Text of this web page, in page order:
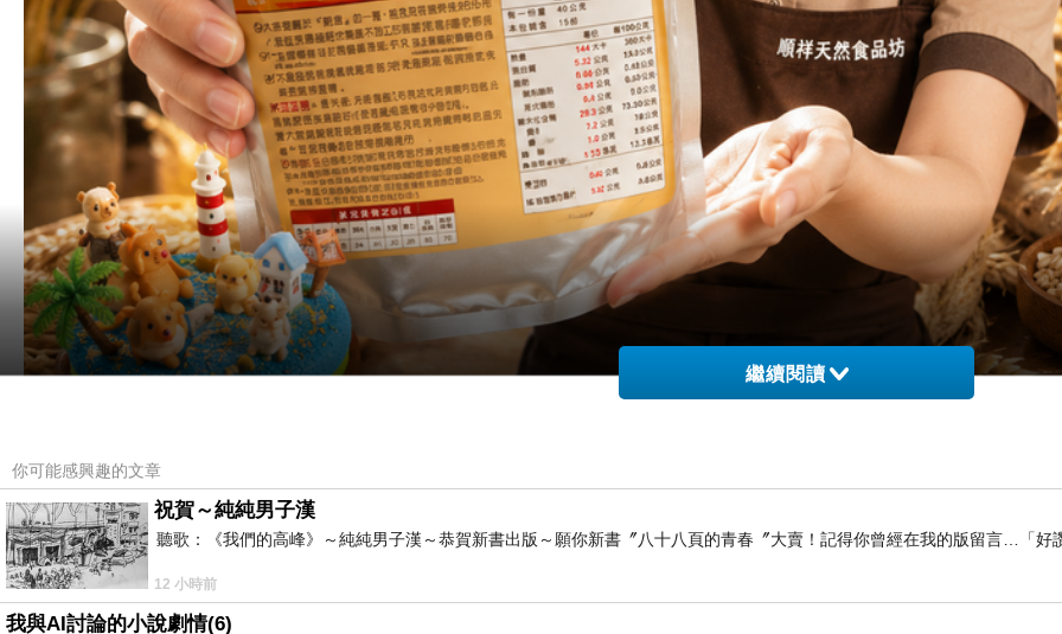
🌾順祥天然食品坊 全榖大麥粉｜每天一杯天然穀香，把健康慢慢喝回來 ☕✨
在忙碌的生活裡，我們總是在追求更快、更方便的飲食方式，卻也因此少了許多天然穀物的營養。直到
大麥這個古老卻充滿智慧的天然食材。
當熱水緩緩沖入杯中，大麥的穀香慢慢散開，那種溫暖而樸實的香氣，彷彿把人帶回最單純的年代。沒
粹的美味。
繼續閱讀
你可能感興趣的文章
祝賀～純純男子漢
聽歌：《我們的高峰》～純純男子漢～恭賀新書出版～願你新書〞八十八頁的青春〞大賣！記得你曾經在我的版留言…「好
12 小時前
我與AI討論的小說劇情(6)